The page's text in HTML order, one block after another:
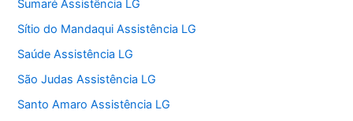
Sumaré Assistência LG
Sítio do Mandaqui Assistência LG
Saúde Assistência LG
São Judas Assistência LG
Santo Amaro Assistência LG